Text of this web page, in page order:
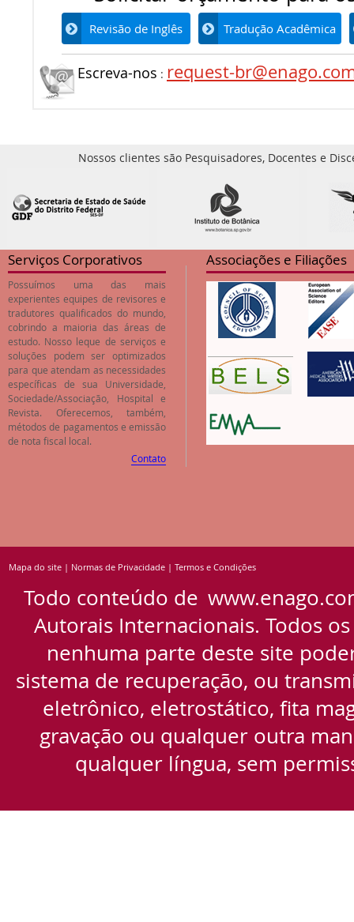
Revisão de Inglês Tradução Acadêmica
Escreva-nos : request-
Nossos clientes são Pesquisadores, Docentes e
Serviços Corporativos
Possuímos uma das mais
experientes equipes de revisores e
tradutores qualificados do mundo,
cobrindo a maioria das áreas de
estudo. Nosso leque de serviços e
soluções podem ser optimizados
para que atendam as necessidades
específicas de sua Universidade,
Sociedade/Associação, Hospital e
Revista. Oferecemos, também,
métodos de pagamentos e emissão
de nota fiscal local.
Contato
Associações e Filiações
Mapa do site | Normas de Privacidade | Termos e Condições
Todo conteúdo de
Autorais Internacionais. Todos
nenhuma parte deste site
sistema de recuperação, ou
eletrônico, eletrostático, fita
gravação ou qualquer outra
qualquer língua, sem